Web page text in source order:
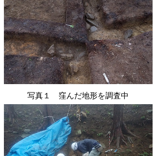
写真１ 窪んだ地形を調査中